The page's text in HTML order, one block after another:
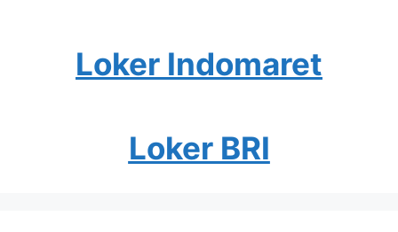
Loker Indomaret
Loker BRI